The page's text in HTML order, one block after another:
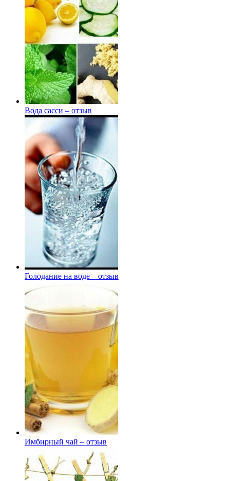
Вода сасси – отзыв
Голодание на воде – отзыв
Имбирный чай – отзыв